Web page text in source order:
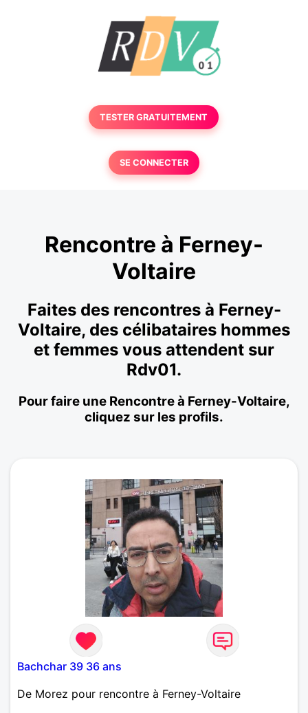
TESTER GRATUITEMENT
SE CONNECTER
Rencontre à Ferney-
Voltaire
Faites des rencontres à Ferney-
Voltaire, des célibataires hommes
et femmes vous attendent sur
Rdv01.
Pour faire une Rencontre à Ferney-Voltaire,
cliquez sur les profils.
Bachchar 39 36 ans
De Morez pour rencontre à Ferney-Voltaire